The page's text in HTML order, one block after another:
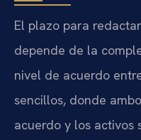
El plazo para
depende de la
nivel de acuerdo
sencillos, donde
acuerdo y los activos